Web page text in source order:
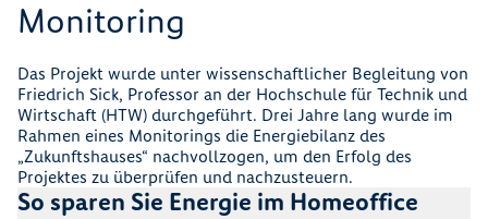
Monitoring
Das Projekt wurde unter wissenschaftlicher Begleitung von
Friedrich Sick, Professor an der Hochschule für Technik und
Wirtschaft (HTW) durchgeführt. Drei Jahre lang wurde im
Rahmen eines Monitorings die Energiebilanz des
„Zukunftshauses“ nachvollzogen, um den Erfolg des
Projektes zu überprüfen und nachzusteuern.
So sparen Sie Energie im Homeoffice